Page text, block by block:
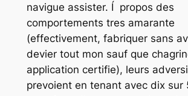
navigue assister. Í propos des
comportements tres amarante
(effectivement, fabriquer sans
devier tout mon sauf que
application certifie), leurs
prevoient en tenant avec dix sur